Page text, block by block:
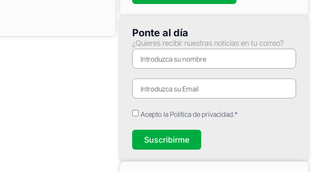
Ponte al día
¿Quieres recibir nuestras noticias en tu correo?
Acepto la Política de privacidad.*
Suscribirme